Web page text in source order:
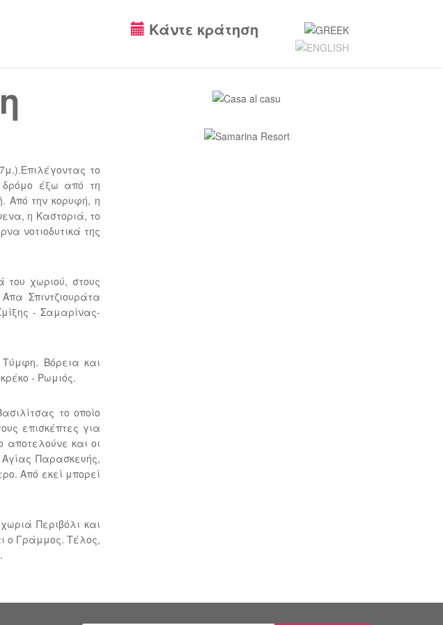
Κάντε κράτηση
το
δρόμο έξω από τη
Από την κορυφή, η
η Καστοριά, το
νοτιοδυτικά της
του χωριού, στους
Σπιντζιουράτα
- Σαμαρίνας-
Βόρεια και
- Ρωμιός.
το οποίο
επισκέπτες για
αποτελούνε και οι
Παρασκευής,
Από εκεί μπορεί
Περιβόλι και
ο Γράμμος. Τέλος,